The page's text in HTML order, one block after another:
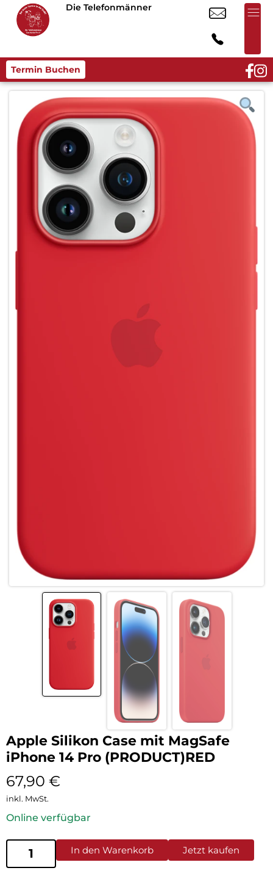
Die Telefonmänner
Termin Buchen
Apple Silikon Case mit MagSafe
iPhone 14 Pro (PRODUCT)RED
67,90 €
inkl. MwSt.
Online verfügbar
In den Warenkorb Jetzt kaufen